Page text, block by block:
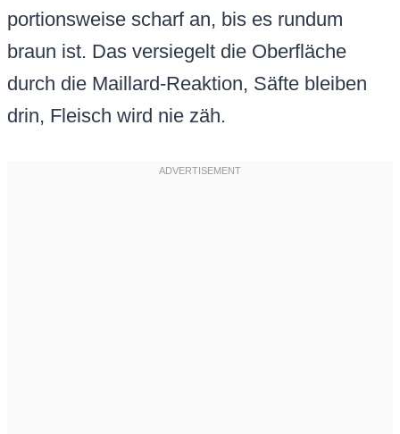
portionsweise scharf an, bis es rundum
braun ist. Das versiegelt die Oberfläche
durch die Maillard-Reaktion, Säfte bleiben
drin, Fleisch wird nie zäh.